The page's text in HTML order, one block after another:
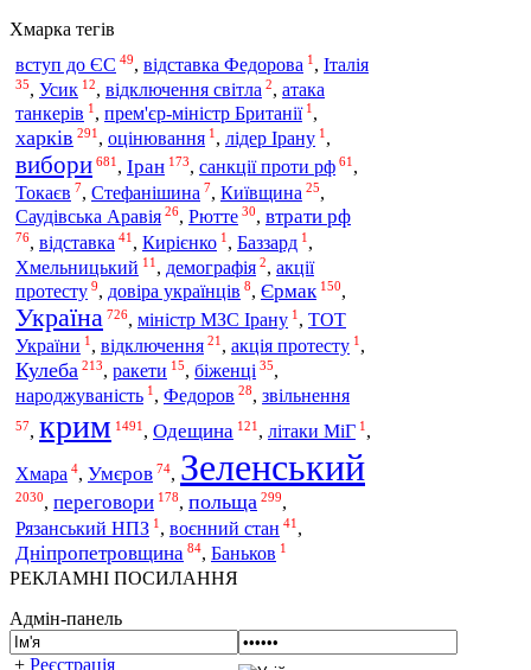
Хмарка тегів
вступ до ЄС 49, відставка Федорова 1 , Італія
35, Усик 12, відключення світла 2, атака
танкерів 1 , прем'єр-міністр Британії 1 ,
харків 291 , оцінювання 1 , лідер Ірану 1 ,
вибори 681 , Іран 173, санкції проти рф 61 ,
Токаєв 7, Стефанішина 7, Київщина 25,
Саудівська Аравія 26, Рютте 30, втрати рф
76, відставка 41 , Кирієнко 1 , Баззард 1 ,
Хмельницький 11 , демографія 2, акції
протесту 9, довіра українців 8, Єрмак 150,
Україна 726, міністр МЗС Ірану 1 , ТОТ
України 1, відключення 21, акція протесту 1,
Кулеба 213, ракети 15, біженці 35,
народжуваність 1 , Федоров 28, звільнення
57, крим 1491 , Одещина 121 , літаки МіГ 1 ,
Хмара 4, Умєров 74, Зеленський
2030, переговори 178, польща 299,
Рязанський НПЗ 1 , воєнний стан 41 ,
Дніпропетровщина 84, Баньков 1
РЕКЛАМНІ ПОСИЛАННЯ
Адмін-панель
+ Реєстрація